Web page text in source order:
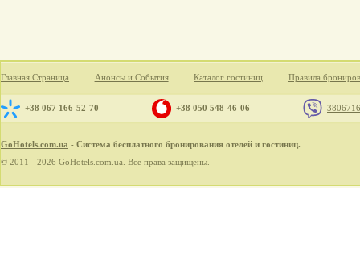
Главная Страница Анонсы и События Каталог гостиниц Правила
+38 067 166-52-70 +38 050 548-46-06
GoHotels.com.ua - Система бесплатного бронирования отелей и гостиниц.
© 2011 - 2026 GoHotels.com.ua. Все права защищены.